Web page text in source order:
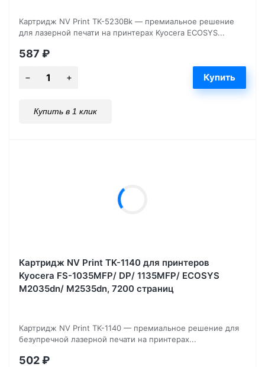
Картридж NV Print TK-5230Bk — премиальное решение
для лазерной печати на принтерах Kyocera ECOSYS...
587 ₽
Купить в 1 клик
Картридж NV Print TK-1140 для принтеров
Kyocera FS-1035MFP/ DP/ 1135MFP/ ECOSYS
M2035dn/ M2535dn, 7200 страниц
Картридж NV Print TK-1140 — премиальное решение для
безупречной лазерной печати на принтерах...
502₽